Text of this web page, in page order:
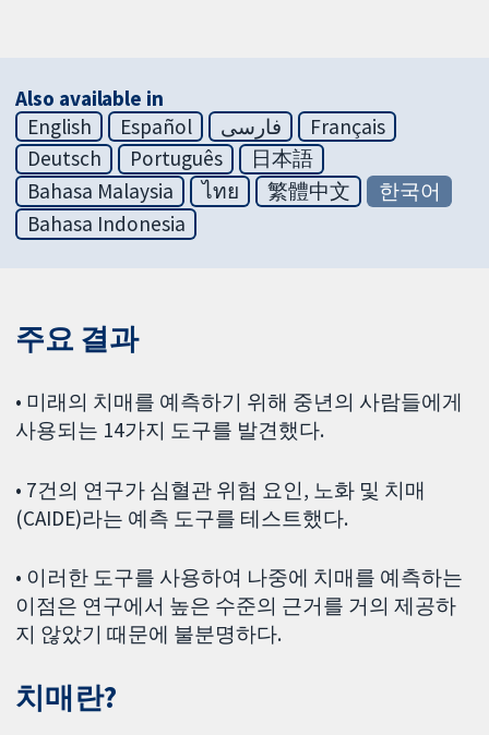
Also available in
English
Español فارسی
Français
Deutsch
Português
日本語
Bahasa Malaysia
ไทย 繁體中文
한국어
Bahasa Indonesia
주요 결과
• 미래의 치매를 예측하기 위해 중년의 사람들에게
사용되는 14가지 도구를 발견했다.
• 7건의 연구가 심혈관 위험 요인, 노화 및 치매
(CAIDE)라는 예측 도구를 테스트했다.
• 이러한 도구를 사용하여 나중에 치매를 예측하는
이점은 연구에서 높은 수준의 근거를 거의 제공하
지 않았기 때문에 불분명하다.
치매란?